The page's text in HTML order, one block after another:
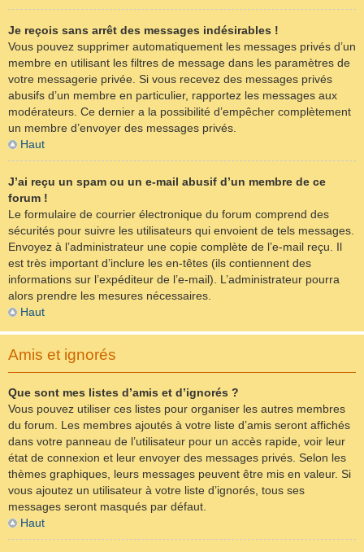
Je reçois sans arrêt des messages indésirables !
Vous pouvez supprimer automatiquement les messages privés d’un
membre en utilisant les filtres de message dans les paramètres de
votre messagerie privée. Si vous recevez des messages privés
abusifs d’un membre en particulier, rapportez les messages aux
modérateurs. Ce dernier a la possibilité d’empêcher complètement
un membre d’envoyer des messages privés.
Haut
J’ai reçu un spam ou un e-mail abusif d’un membre de ce
forum !
Le formulaire de courrier électronique du forum comprend des
sécurités pour suivre les utilisateurs qui envoient de tels messages.
Envoyez à l’administrateur une copie complète de l’e-mail reçu. Il
est très important d’inclure les en-têtes (ils contiennent des
informations sur l’expéditeur de l’e-mail). L’administrateur pourra
alors prendre les mesures nécessaires.
Haut
Amis et ignorés
Que sont mes listes d’amis et d’ignorés ?
Vous pouvez utiliser ces listes pour organiser les autres membres
du forum. Les membres ajoutés à votre liste d’amis seront affichés
dans votre panneau de l’utilisateur pour un accès rapide, voir leur
état de connexion et leur envoyer des messages privés. Selon les
thèmes graphiques, leurs messages peuvent être mis en valeur. Si
vous ajoutez un utilisateur à votre liste d’ignorés, tous ses
messages seront masqués par défaut.
Haut